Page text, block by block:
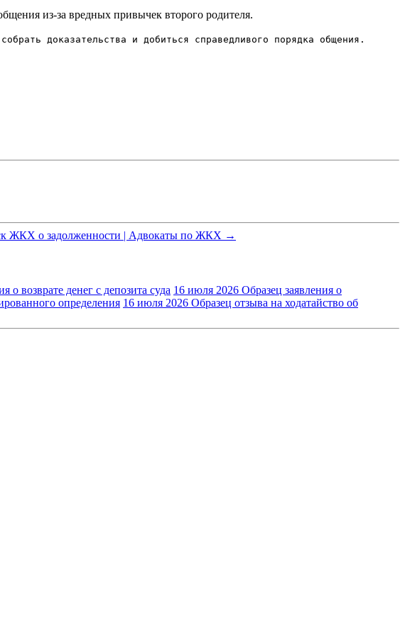
из-за вредных привычек второго родителя.
доказательства и добиться справедливого порядка общения.
ЖКХ о задолженности | Адвокаты по ЖКХ →
о возврате денег с депозита суда 16 июля 2026 Образец заявления о
определения 16 июля 2026 Образец отзыва на ходатайство об